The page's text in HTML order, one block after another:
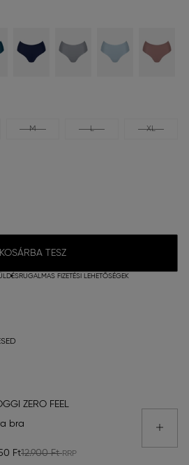
M L XL
KOSÁRBA TESZ
RUGALMAS FIZETÉSI LEHETŐSÉGEK
ZERO FEEL
bra
Ft12.900 Ft